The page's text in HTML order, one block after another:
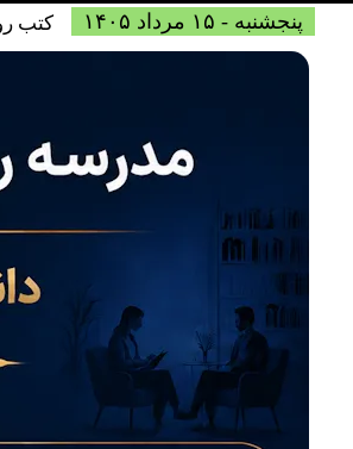
پنجشنبه - ۱۵ مرداد ۱۴۰۵ کتب